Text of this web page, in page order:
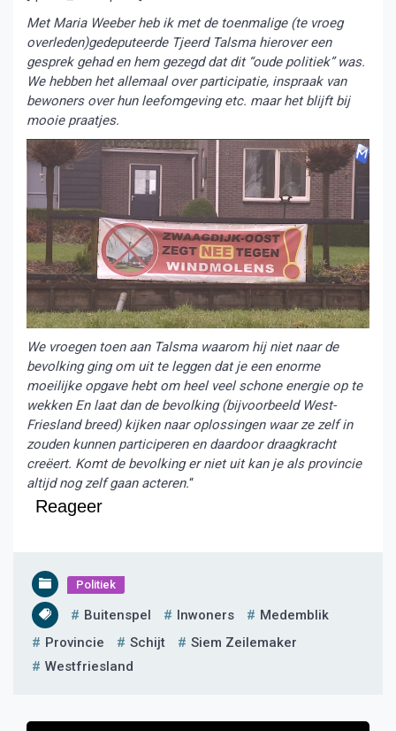
Met Maria Weeber heb ik met de toenmalige (te vroeg
overleden)gedeputeerde Tjeerd Talsma hierover een
gesprek gehad en hem gezegd dat dit “oude politiek” was.
We hebben het allemaal over participatie, inspraak van
bewoners over hun leefomgeving etc. maar het blijft bij
mooie praatjes.
We vroegen toen aan Talsma waarom hij niet naar de
bevolking ging om uit te leggen dat je een enorme
moeilijke opgave hebt om heel veel schone energie op te
wekken En laat dan de bevolking (bijvoorbeeld West-
Friesland breed) kijken naar oplossingen waar ze zelf in
zouden kunnen participeren en daardoor draagkracht
creëert. Komt de bevolking er niet uit kan je als provincie
altijd nog zelf gaan acteren.“
Reageer
Politiek
Buitenspel Inwoners
Medemblik
Provincie
Schijt
Siem Zeilemaker
Westfriesland
Bericht